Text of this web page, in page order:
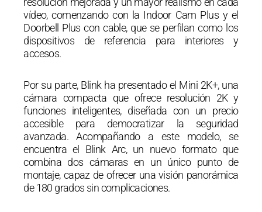
vídeo, comenzando con la Indoor Cam Plus y el
Doorbell Plus con cable, que se perfilan como los
dispositivos de referencia para interiores y
accesos.
Por su parte, Blink ha presentado el Mini 2K+, una
cámara compacta que ofrece resolución 2K y
funciones inteligentes, diseñada con un precio
accesible para democratizar la seguridad
avanzada. Acompañando a este modelo, se
encuentra el Blink Arc, un nuevo formato que
combina dos cámaras en un único punto de
montaje, capaz de ofrecer una visión panorámica
de 180 grados sin complicaciones.